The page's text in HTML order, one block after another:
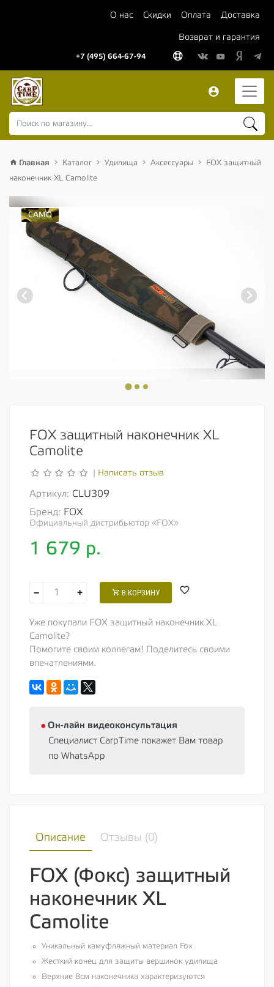
О нас Скидки Оплата Доставка
Возврат и гарантия
+7 (495) 664-67-94
Главная Каталог Удилища Аксессуары
FOX защитный
наконечник XL Camolite
CAMO
FOX защитный наконечник XL
Camolite
Написать отзыв
Артикул: CLU309
Бренд: FOX
Официальный дистрибьютор «FOX»
1 679 р.
− + В КОРЗИНУ
Уже покупали FOX защитный наконечник XL
Camolite?
Помогите своим коллегам! Поделитесь своими
впечатлениями.
⦁ Oн-лайн видеоконсультация
Специалист CarpTime покажет Вам товар
по WhatsApp
Описание Отзывы (0)
FOX (Фокс) защитный
наконечник XL
Camolite
Уникальный камуфляжный материал Fox
Жесткий конец для защиты вершинок удилища
Верхние 8см наконечника характеризуются